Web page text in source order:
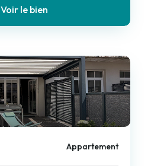
Voir le bien
Appartement